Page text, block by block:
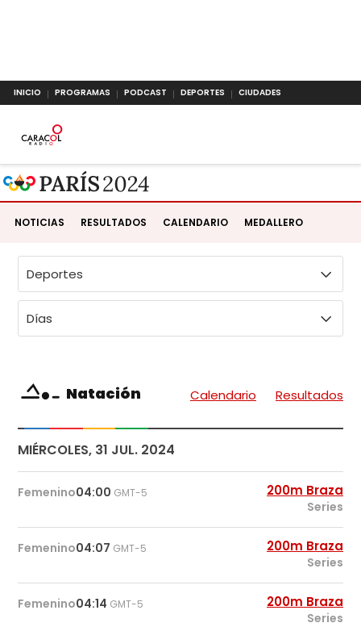
INICIO PROGRAMAS PODCAST DEPORTES CIUDADES
NOTICIAS RESULTADOS CALENDARIO MEDALLERO
Deportes
Días
Natación Calendario Resultados
MIÉRCOLES, 31 JUL. 2024
Femenino04:00 GMT-5 200m Braza
Series
Femenino04:07 GMT-5 200m Braza
Series
Femenino04:14 GMT-5 200m Braza
Series